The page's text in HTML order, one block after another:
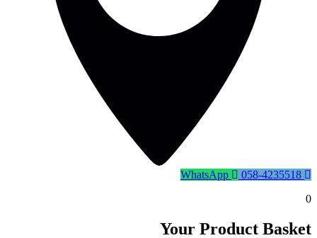
0
Your Product Basket